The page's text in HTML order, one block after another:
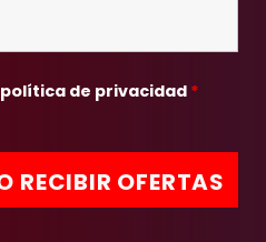
política de privacidad *